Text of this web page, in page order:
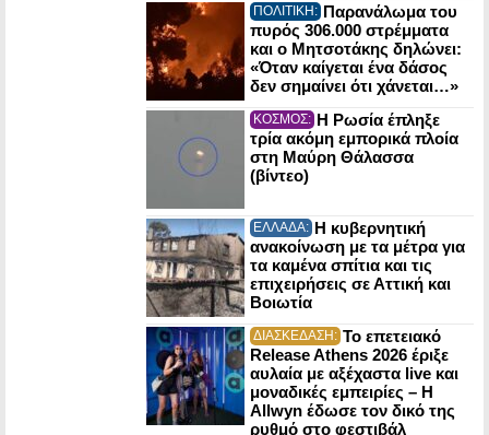
ΠΟΛΙΤΙΚΗ: Παρανάλωμα του
πυρός 306.000 στρέμματα
και ο Μητσοτάκης δηλώνει:
«Όταν καίγεται ένα δάσος
δεν σημαίνει ότι χάνεται…»
ΚΟΣΜΟΣ: Η Ρωσία έπληξε
τρία ακόμη εμπορικά πλοία
στη Μαύρη Θάλασσα
(βίντεο)
ΕΛΛΑΔΑ: Η κυβερνητική
ανακοίνωση με τα μέτρα για
τα καμένα σπίτια και τις
επιχειρήσεις σε Αττική και
Βοιωτία
ΔΙΑΣΚΕΔΑΣΗ: Το επετειακό
Release Athens 2026 έριξε
αυλαία με αξέχαστα live και
μοναδικές εμπειρίες – Η
Allwyn έδωσε τον δικό της
ρυθμό στο φεστιβάλ